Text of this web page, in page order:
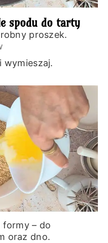
spodu do tarty
proszek.
wymieszaj.
formy – do
oraz dno.